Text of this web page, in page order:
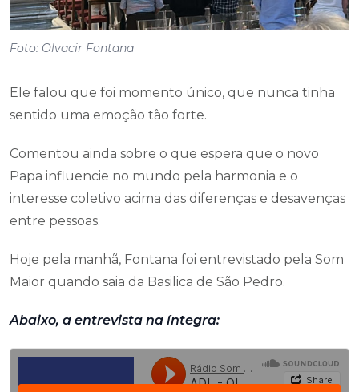
Foto: Olvacir Fontana
Ele falou que foi momento único, que nunca tinha
sentido uma emoção tão forte.
Comentou ainda sobre o que espera que o novo
Papa influencie no mundo pela harmonia e o
interesse coletivo acima das diferenças e desavenças
entre pessoas.
Hoje pela manhã, Fontana foi entrevistado pela Som
Maior quando saia da Basilica de São Pedro.
Abaixo, a entrevista na íntegra: